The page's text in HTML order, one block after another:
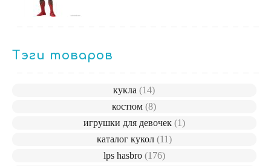
Тэги товаров
кукла(14)
костюм(8)
игрушки для девочек (1)
каталог кукол (11)
lps hasbro (176)